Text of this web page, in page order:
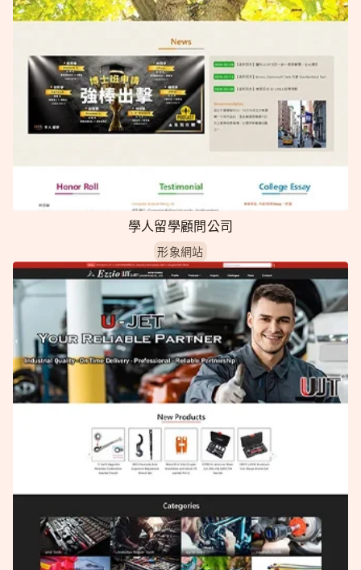
學人留學顧問公司
形象網站